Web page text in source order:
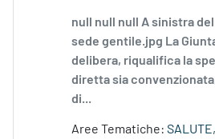
null null null A sinistra
sede gentile.jpg La
delibera, riqualifica la
diretta sia
di...
Aree Tematiche: